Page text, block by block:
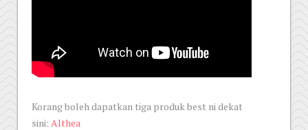
Korang boleh dapatkan tiga produk best ni dekat
sini: Althea